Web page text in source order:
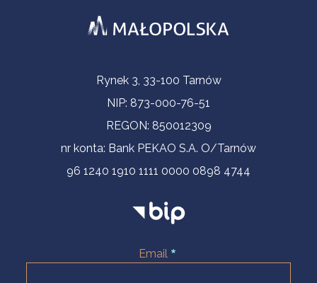
Informacje kontaktoweRynek 3, 33-100 Tarnów
NIP: 873-000-76-51
REGON: 850012309
nr konta: Bank PEKAO S.A. O/Tarnów
96 1240 1910 1111 0000 0898 4744
Email